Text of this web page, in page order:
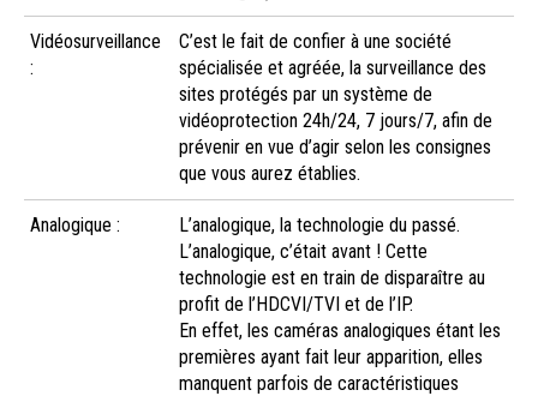
Vidéosurveillance
:
C’est le fait de confier à une société
spécialisée et agréée, la surveillance des
sites protégés par un système de
vidéoprotection 24h/24, 7 jours/7, afin de
prévenir en vue d’agir selon les consignes
que vous aurez établies.
Analogique :
L’analogique, la technologie du passé.
L’analogique, c’était avant ! Cette
technologie est en train de disparaître au
profit de l’HDCVI/TVI et de l’IP.
En effet, les caméras analogiques étant les
premières ayant fait leur apparition, elles
manquent parfois de caractéristiques